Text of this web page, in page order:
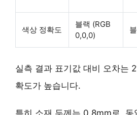
색상 정확도
블랙 (RGB
0,0,0)
실측 결과 표기값 대비 오차는
확도가 높습니다.
특히 소재 두께는 0.8mm로, 동